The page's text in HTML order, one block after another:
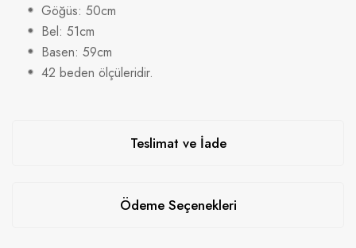
Göğüs: 50cm
Bel: 51cm
Basen: 59cm
42 beden ölçüleridir.
Teslimat ve İade
Ödeme Seçenekleri